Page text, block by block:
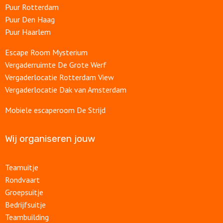
Puur Rotterdam
Puur Den Haag
Puur Haarlem
Escape Room Mysterium
Vergaderruimte De Grote Werf
Vergaderlocatie Rotterdam View
Vergaderlocatie Dak van Amsterdam
Mobiele escaperoom De Strijd
Wij organiseren jouw
Teamuitje
Rondvaart
Groepsuitje
Bedrijfsuitje
Teambuilding